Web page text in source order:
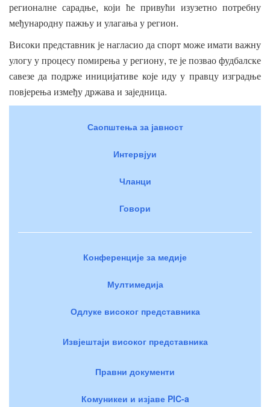
регионалне сарадње, који ће привући изузетно потребну
међународну пажњу и улагања у регион.
Високи представник је нагласио да спорт може имати важну
улогу у процесу помирења у региону, те је позвао фудбалске
савезе да подрже иницијативе које иду у правцу изградње
повјерења између држава и заједница.
Саопштења за јавност
Интервјуи
Чланци
Говори
Конференције за медије
Мултимедија
Одлуке високог представника
Извјештаји високог представника
Правни документи
Комуникеи и изјаве PIC-a